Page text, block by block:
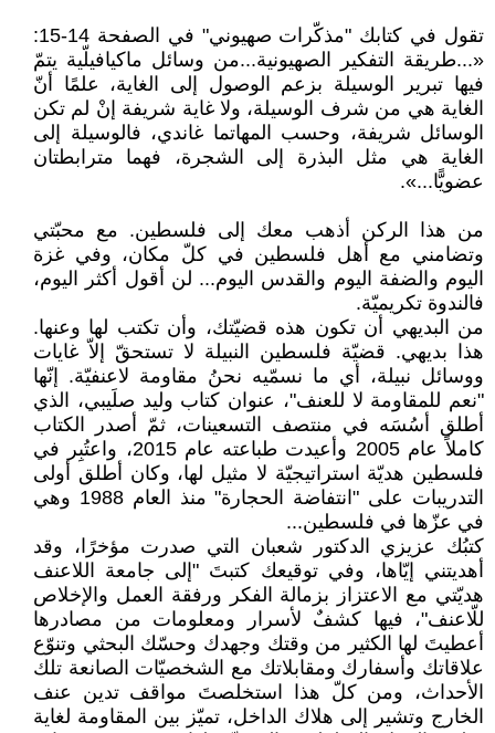
تقول في كتابك "مذكّرات صهيوني" في الصفحة 14-15:
«...طريقة التفكير الصهيونية...من وسائل ماكيافيلّية يتمّ
فيها تبرير الوسيلة بزعم الوصول إلى الغاية، علمًا أنّ
الغاية هي من شرف الوسيلة، ولا غاية شريفة إنْ لم تكن
الوسائل شريفة، وحسب المهاتما غاندي، فالوسيلة إلى
الغاية هي مثل البذرة إلى الشجرة، فهما مترابطتان
عضويًّا...».
من هذا الركن أذهب معك إلى فلسطين. مع محبّتي
وتضامني مع أهل فلسطين في كلّ مكان، وفي غزة
اليوم والضفة اليوم والقدس اليوم... لن أقول أكثر اليوم،
فالندوة تكريميّة.
من البديهي أن تكون هذه قضيّتك، وأن تكتب لها وعنها.
هذا بديهي. قضيّة فلسطين النبيلة لا تستحقّ إلاّ غايات
ووسائل نبيلة، أي ما نسمّيه نحنُ مقاومة لاعنفيّة. إنّها
"نعم للمقاومة لا للعنف"، عنوان كتاب وليد صلَيبي، الذي
أطلق أسُسَه في منتصف التسعينات، ثمّ أصدر الكتاب
كاملاً عام 2005 وأعيدت طباعته عام 2015، واعتُبِر في
فلسطين هديّة استراتيجيّة لا مثيل لها، وكان أطلق أولى
التدريبات على "انتفاضة الحجارة" منذ العام 1988 وهي
في عزّها في فلسطين...
كتبُك عزيزي الدكتور شعبان التي صدرت مؤخرًا، وقد
أهديتني إيّاها، وفي توقيعك كتبتَ "إلى جامعة اللاعنف
هديّتي مع الاعتزاز بزمالة الفكر ورفقة العمل والإخلاص
للّاعنف"، فيها كشفٌ لأسرار ومعلومات من مصادرها
أعطيتَ لها الكثير من وقتك وجهدك وحسّك البحثي وتنوّع
علاقاتك وأسفارك ومقابلاتك مع الشخصيّات الصانعة تلك
الأحداث، ومن كلّ هذا استخلصتَ مواقف تدين عنف
الخارج وتشير إلى هلاك الداخل، تميّز بين المقاومة لغاية